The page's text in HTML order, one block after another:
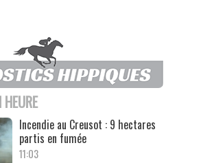
HEURE
Incendie au Creusot : 9 hectares
partis en fumée
11:03